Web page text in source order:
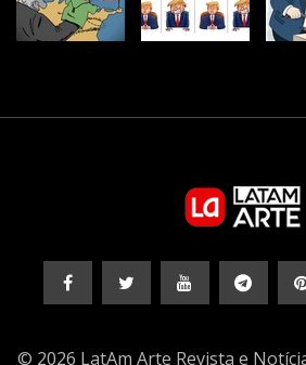
© 2026 LatAm Arte Revista e